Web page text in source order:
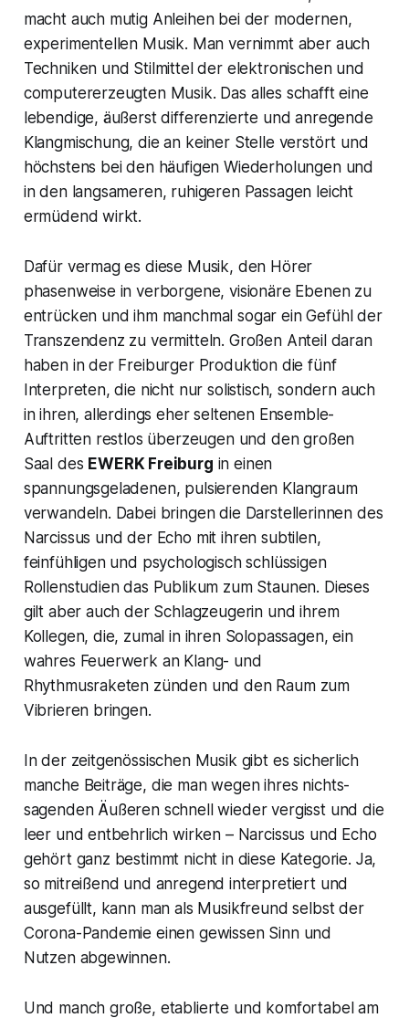
macht auch mutig Anleihen bei der modernen,
experimentellen Musik. Man vernimmt aber auch
Techniken und Stilmittel der elektronischen und
computererzeugten Musik. Das alles schafft eine
lebendige, äußerst differenzierte und anregende
Klangmischung, die an keiner Stelle verstört und
höchstens bei den häufigen Wiederholungen und
in den langsameren, ruhigeren Passagen leicht
ermüdend wirkt.
Dafür vermag es diese Musik, den Hörer
phasenweise in verborgene, visionäre Ebenen zu
entrücken und ihm manchmal sogar ein Gefühl der
Transzendenz zu vermitteln. Großen Anteil daran
haben in der Freiburger Produktion die fünf
Interpreten, die nicht nur solistisch, sondern auch
in ihren, allerdings eher seltenen Ensemble-
Auftritten restlos überzeugen und den großen
Saal des EWERK Freiburg in einen
spannungsgeladenen, pulsierenden Klangraum
verwandeln. Dabei bringen die Darstellerinnen des
Narcissus und der Echo mit ihren subtilen,
feinfühligen und psychologisch schlüssigen
Rollenstudien das Publikum zum Staunen. Dieses
gilt aber auch der Schlagzeugerin und ihrem
Kollegen, die, zumal in ihren Solopassagen, ein
wahres Feuerwerk an Klang- und
Rhythmusraketen zünden und den Raum zum
Vibrieren bringen.
In der zeitgenössischen Musik gibt es sicherlich
manche Beiträge, die man wegen ihres nichts-
sagenden Äußeren schnell wieder vergisst und die
leer und entbehrlich wirken – Narcissus und Echo
gehört ganz bestimmt nicht in diese Kategorie. Ja,
so mitreißend und anregend interpretiert und
ausgefüllt, kann man als Musikfreund selbst der
Corona-Pandemie einen gewissen Sinn und
Nutzen abgewinnen.
Und manch große, etablierte und komfortabel am